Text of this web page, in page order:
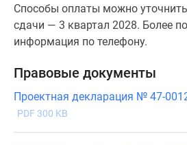
Способы оплаты можно
сдачи — 3 квартал 2028. Более
информация по телефону.
Правовые документы
Проектная декларация № 47-
PDF 300 KB